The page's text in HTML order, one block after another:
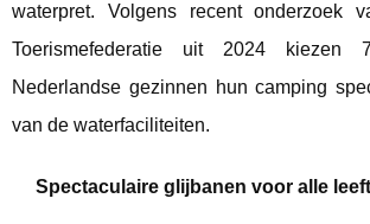
waterpret. Volgens recent onderzoek
Toerismefederatie uit 2024 kiezen
Nederlandse gezinnen hun camping
van de waterfaciliteiten.
Spectaculaire glijbanen voor alle